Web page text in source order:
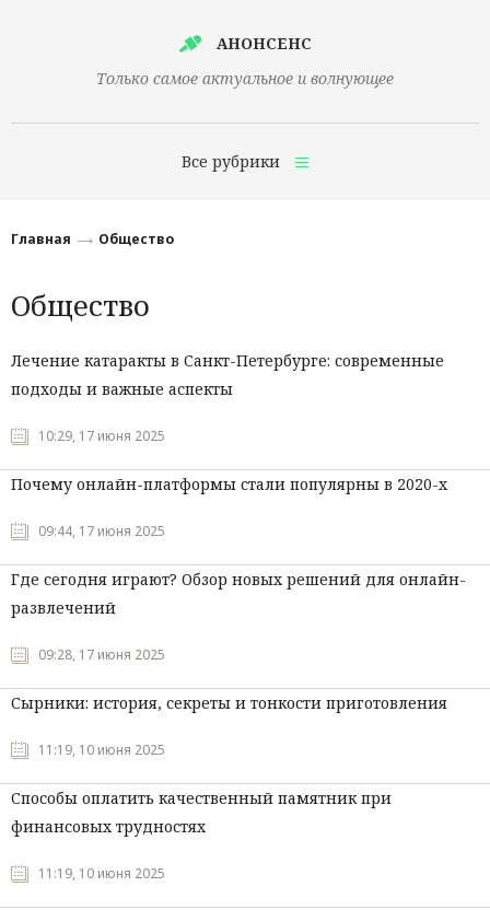
АНОНСЕНС
Только самое актуальное и волнующее
Все рубрики
Технологии
Культура
Общество
Политика
Мнения
Происшествия
Главная Общество
Общество
Лечение катаракты в Санкт-Петербурге: современные
подходы и важные аспекты
10:29, 17 июня 2025
Почему онлайн-платформы стали популярны в 2020-х
09:44, 17 июня 2025
Где сегодня играют? Обзор новых решений для онлайн-
развлечений
09:28, 17 июня 2025
Сырники: история, секреты и тонкости приготовления
11:19, 10 июня 2025
Способы оплатить качественный памятник при
финансовых трудностях
11:19, 10 июня 2025